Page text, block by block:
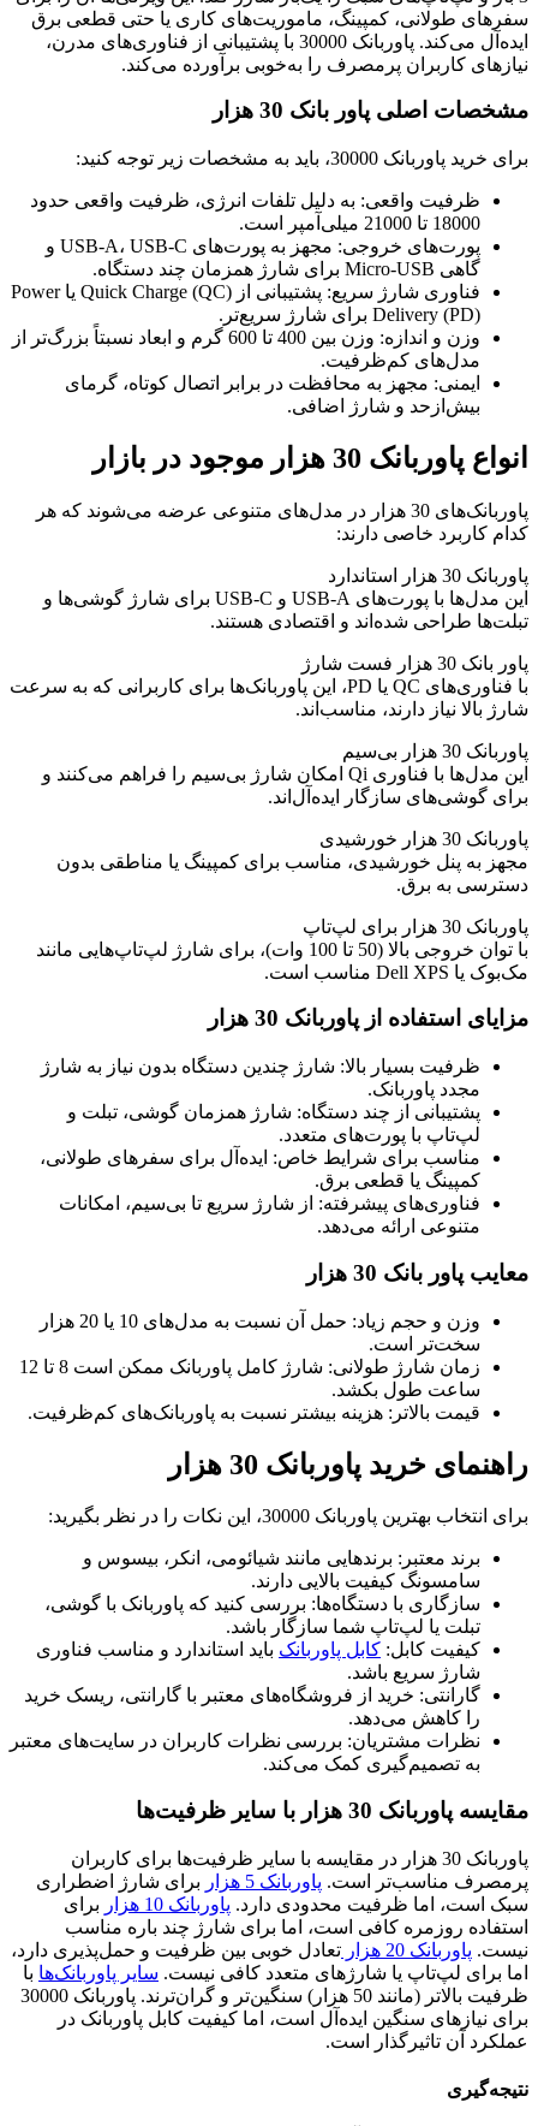
سفرهای طولانی، کمپینگ، ماموریت‌های کاری یا حتی قطعی برق
ایده‌آل می‌کند. پاوربانک 30000 با پشتیبانی از فناوری‌های مدرن،
نیازهای کاربران پرمصرف را به‌خوبی برآورده می‌کند.
مشخصات اصلی پاور بانک 30 هزار
برای خرید پاوربانک 30000، باید به مشخصات زیر توجه کنید:
ظرفیت واقعی: به دلیل تلفات انرژی، ظرفیت واقعی حدود
18000 تا 21000 میلی‌آمپر است.
پورت‌های خروجی: مجهز به پورت‌های USB-A، USB-C و
گاهی Micro-USB برای شارژ همزمان چند دستگاه.
فناوری شارژ سریع: پشتیبانی از Quick Charge (QC) یا Power
Delivery (PD) برای شارژ سریع‌تر.
وزن و اندازه: وزن بین 400 تا 600 گرم و ابعاد نسبتاً بزرگ‌تر از
مدل‌های کم‌ظرفیت.
ایمنی: مجهز به محافظت در برابر اتصال کوتاه، گرمای
بیش‌ازحد و شارژ اضافی.
انواع پاوربانک 30 هزار موجود در بازار
پاوربانک‌های 30 هزار در مدل‌های متنوعی عرضه می‌شوند که هر
کدام کاربرد خاصی دارند:
پاوربانک 30 هزار استاندارد
این مدل‌ها با پورت‌های USB-A و USB-C برای شارژ گوشی‌ها و
تبلت‌ها طراحی شده‌اند و اقتصادی هستند.
پاور بانک 30 هزار فست شارژ
با فناوری‌های QC یا PD، این پاوربانک‌ها برای کاربرانی که به سرعت
شارژ بالا نیاز دارند، مناسب‌اند.
پاوربانک 30 هزار بی‌سیم
این مدل‌ها با فناوری Qi امکان شارژ بی‌سیم را فراهم می‌کنند و
برای گوشی‌های سازگار ایده‌آل‌اند.
پاوربانک 30 هزار خورشیدی
مجهز به پنل خورشیدی، مناسب برای کمپینگ یا مناطقی بدون
دسترسی به برق.
پاوربانک 30 هزار برای لپ‌تاپ
با توان خروجی بالا (50 تا 100 وات)، برای شارژ لپ‌تاپ‌هایی مانند
مک‌بوک یا Dell XPS مناسب است.
مزایای استفاده از پاوربانک 30 هزار
ظرفیت بسیار بالا: شارژ چندین دستگاه بدون نیاز به شارژ
مجدد پاوربانک.
پشتیبانی از چند دستگاه: شارژ همزمان گوشی، تبلت و
لپ‌تاپ با پورت‌های متعدد.
مناسب برای شرایط خاص: ایده‌آل برای سفرهای طولانی،
کمپینگ یا قطعی برق.
فناوری‌های پیشرفته: از شارژ سریع تا بی‌سیم، امکانات
متنوعی ارائه می‌دهد.
معایب پاور بانک 30 هزار
وزن و حجم زیاد: حمل آن نسبت به مدل‌های 10 یا 20 هزار
سخت‌تر است.
زمان شارژ طولانی: شارژ کامل پاوربانک ممکن است 8 تا 12
ساعت طول بکشد.
قیمت بالاتر: هزینه بیشتر نسبت به پاوربانک‌های کم‌ظرفیت.
راهنمای خرید پاوربانک 30 هزار
برای انتخاب بهترین پاوربانک 30000، این نکات را در نظر بگیرید:
برند معتبر: برندهایی مانند شیائومی، انکر، بیسوس و
سامسونگ کیفیت بالایی دارند.
سازگاری با دستگاه‌ها: بررسی کنید که پاوربانک با گوشی،
تبلت یا لپ‌تاپ شما سازگار باشد.
کیفیت کابل: کابل پاوربانک باید استاندارد و مناسب فناوری
شارژ سریع باشد.
گارانتی: خرید از فروشگاه‌های معتبر با گارانتی، ریسک خرید
را کاهش می‌دهد.
نظرات مشتریان: بررسی نظرات کاربران در سایت‌های معتبر
به تصمیم‌گیری کمک می‌کند.
مقایسه پاوربانک 30 هزار با سایر ظرفیت‌ها
پاوربانک 30 هزار در مقایسه با سایر ظرفیت‌ها برای کاربران
پرمصرف مناسب‌تر است. پاوربانک 5 هزار
برای شارژ اضطراری
سبک است، اما ظرفیت محدودی دارد. پاوربانک 10 هزار
برای
استفاده روزمره کافی است، اما برای شارژ چند باره مناسب
نیست. پاوربانک 20 هزار
تعادل خوبی بین ظرفیت و حمل‌پذیری دارد،
اما برای لپ‌تاپ یا شارژهای متعدد کافی نیست. سایر پاوربانک‌ها با
ظرفیت بالاتر (مانند 50 هزار) سنگین‌تر و گران‌ترند. پاوربانک 30000
برای نیازهای سنگین ایده‌آل است، اما کیفیت کابل پاوربانک در
عملکرد آن تاثیرگذار است.
نتیجه‌گیری